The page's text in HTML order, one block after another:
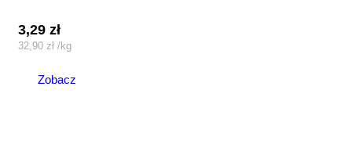
3,29zł
32,90 zł /kg
Zobacz